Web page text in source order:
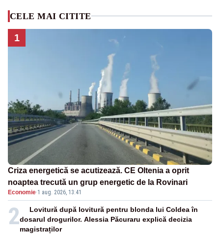
CELE MAI CITITE
1
Criza energetică se acutizează. CE Oltenia a oprit
noaptea trecută un grup energetic de la Rovinari
Economie·1 aug. 2026, 13:41
2
Lovitură după lovitură pentru blonda lui Coldea în
dosarul drogurilor. Alessia Păcuraru explică decizia
magistraților